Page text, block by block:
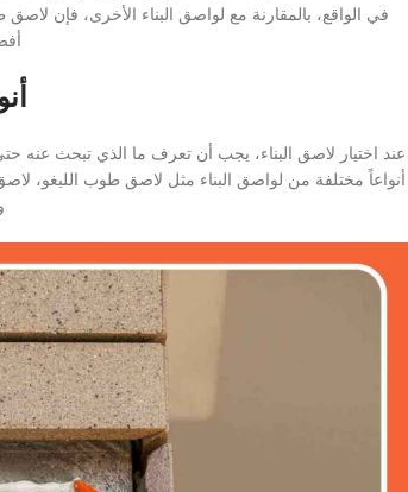
في الواقع، بالمقارنة مع لواصق البناء الأخرى، فإن
عند اختيار لاصق البناء، يجب أن تعرف ما الذي تبحث
أنواعاً مختلفة من لواصق البناء مثل لاصق طوب الليغو،